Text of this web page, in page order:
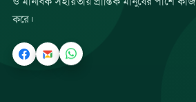
করে।